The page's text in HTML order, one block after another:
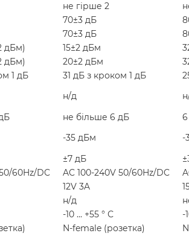
не гірше 2
70±3 дБ
70±3 дБ
дБм) 15±2 дБм
дБм) 20±2 дБм
1 дБ 31 дБ з кроком 1 дБ
н/д
не більше 6 дБ
-35 дБм
-
±7 дБ
60Hz/DC
AC 100-240V 50/60Hz/DC
12V 3A
н/д
-10 ... +55 ° С
-
N-female (розетка)